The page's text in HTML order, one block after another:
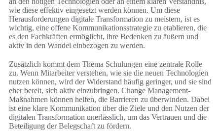
wie diese effektiv eingesetzt werden können. Um diese
Herausforderungen digitale Transformation zu meistern, ist es
wichtig, eine offene Kommunikationsstrategie zu etablieren, die
es den Fachkräften ermöglicht, ihre Bedenken zu äußern und
aktiv in den Wandel einbezogen zu werden.
Zusätzlich kommt dem Thema Schulungen eine zentrale Rolle
zu. Wenn Mitarbeiter verstehen, wie sie die neuen Technologien
nutzen können, wird der Widerstand häufig geringer, und sie sind
eher bereit, sich aktiv einzubringen. Change Management-
Maßnahmen können helfen, die Barrieren zu überwinden. Dabei
ist eine klare Kommunikation über die Ziele und den Nutzen der
digitalen Transformation unerlässlich, um das Vertrauen und die
Beteiligung der Belegschaft zu fördern.